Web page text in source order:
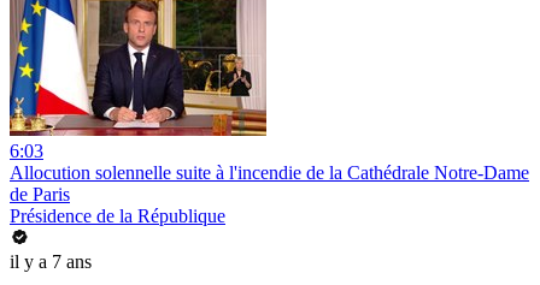
6:03
Allocution solennelle suite à l'incendie de la Cathédrale Notre-Dame
de Paris
Présidence de la République
il y a 7 ans